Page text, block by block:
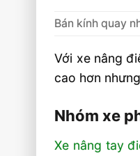
Bán kính quay
Với xe nâng
cao hơn
Nhóm xe
Xe nâng tay